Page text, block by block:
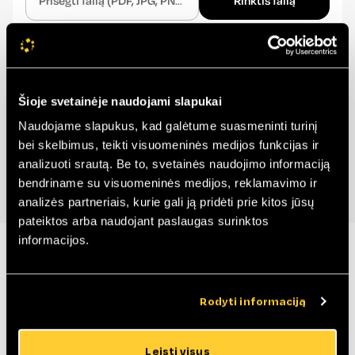
Šioje svetainėje naudojami slapukai
Naudojame slapukus, kad galėtume suasmeninti turinį
bei skelbimus, teikti visuomeninės medijos funkcijas ir
analizuoti srautą. Be to, svetainės naudojimo informaciją
bendriname su visuomeninės medijos, reklamavimo ir
analizės partneriais, kurie gali ją pridėti prie kitos jūsų
pateiktos arba naudojant paslaugas surinktos
informacijos.
Rodyti informaciją
Leisti visus
Architektas/projektuotas
Prekybos ir platinimo partneris
Statybų įmonė
Įprastai atsakome per 24 val.
Mūsų pasiekimai
Didžiuojamės savo ilgamete patirtimi ir pripažinimu
rinkoje! Mūsų įmonė yra įvertinta už aukščiausios
kokybės gaminius, inovatyvius sprendimus ir patikimą